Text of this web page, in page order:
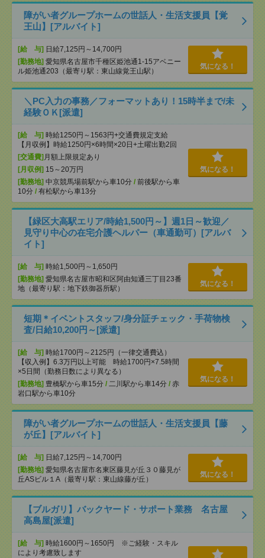
障がい者グループホームの世話人・生活支援員【覚
王山】[アルバイト]
[給 与] 日給7,125円～14,700円
[勤務地] 愛知県名古屋市千種区姫池通1-15アベニー
ル姫池通203（最寄り駅：東山線覚王山駅）
気になる！
＼PC入力の事務／フォーマットあり！15時半まで/未
経験ＯＫ[派遣]
[給 与] 時給1250円～1563円+交通費規定支給
【月収例】時給1250円×6時間×20日+土曜出勤2回
[交通費] 月額上限規定あり
[月収例] 15～20万円
[勤務地] 中京競馬場前駅から車10分 / 前後駅から車
10分 / 有松駅から車13分
気になる！
【緑区大高駅エリア/時給1,500円～】週1日～歓迎／
見守り中心の在宅介護ヘルパー（車通勤可）[アルバ
イト]
[給 与] 時給1,500円～1,650円
[勤務地] 愛知県名古屋市昭和区阿由知通三丁目23番
地（最寄り駅：地下鉄御器所駅）
気になる！
短期＊イベントスタッフ/身分証チェック・手荷物検
査/日給10,200円～[派遣]
[給 与] 時給1700円～2125円（一律交通費込）
【収入例】6.3万円以上可能 時給1700円×7.5時間
×5日間（勤務日数により異なる）
[勤務地] 豊橋駅から車15分 / 二川駅から車14分 / 赤
岩口駅から車10分
気になる！
障がい者グループホームの世話人・生活支援員【藤
が丘】[アルバイト]
[給 与] 日給7,125円～14,700円
[勤務地] 愛知県名古屋市名東区藤見が丘３０藤見が
丘ASビル１A（最寄り駅：東山線藤が丘）
気になる！
【ブルガリ】バックヤード・サポート業務 名古屋
高島屋[派遣]
[給 与] 時給1600円～1650円 ※ご経験・スキル
により考慮致します